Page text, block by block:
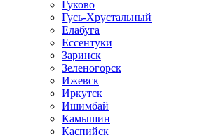
Гуково
Гусь-Хрустальный
Елабуга
Ессентуки
Заринск
Зеленогорск
Ижевск
Иркутск
Ишимбай
Камышин
Каспийск